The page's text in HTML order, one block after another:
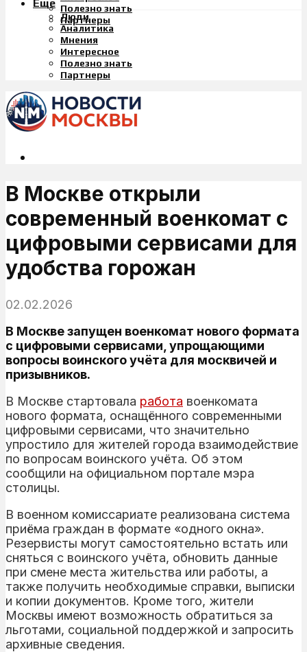
Полезно знать
Партнеры
Еще
Люди
Аналитика
Мнения
Интересное
Полезно знать
Партнеры
В Москве открыли
современный военкомат с
цифровыми сервисами для
удобства горожан
02.02.2026
В Москве запущен военкомат нового формата
с цифровыми сервисами, упрощающими
вопросы воинского учёта для москвичей и
призывников.
В Москве стартовала работа военкомата
нового формата, оснащённого современными
цифровыми сервисами, что значительно
упростило для жителей города взаимодействие
по вопросам воинского учёта. Об этом
сообщили на официальном портале мэра
столицы.
В военном комиссариате реализована система
приёма граждан в формате «одного окна».
Резервисты могут самостоятельно встать или
сняться с воинского учёта, обновить данные
при смене места жительства или работы, а
также получить необходимые справки, выписки
и копии документов. Кроме того, жители
Москвы имеют возможность обратиться за
льготами, социальной поддержкой и запросить
архивные сведения.